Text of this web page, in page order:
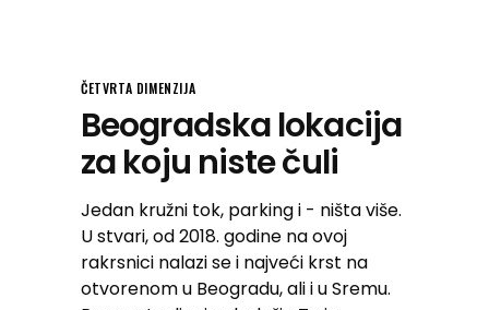
ČETVRTA DIMENZIJA
Beogradska lokacija
za koju niste čuli
Jedan kružni tok, parking i - ništa više.
U stvari, od 2018. godine na ovoj
rakrsnici nalazi se i najveći krst na
otvorenom u Beogradu, ali i u Sremu.